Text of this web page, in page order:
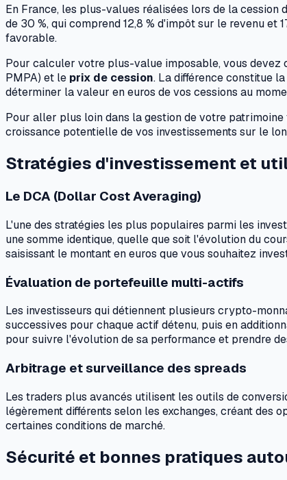
En France, les plus-values réalisées lors de la
de 30 %, qui comprend 12,8 % d'impôt sur le revenu
favorable.
Pour calculer votre plus-value imposable, vous devez
PMPA) et le prix de cession. La différence constitue
déterminer la valeur en euros de vos cessions au
Pour aller plus loin dans la gestion de votre
croissance potentielle de vos investissements sur le
Stratégies d'investissement et
Le DCA (Dollar Cost Averaging)
L'une des stratégies les plus populaires parmi les
une somme identique, quelle que soit l'évolution du
saisissant le montant en euros que vous souhaitez
Évaluation de portefeuille multi-actifs
Les investisseurs qui détiennent plusieurs crypto-
successives pour chaque actif détenu, puis en
pour suivre l'évolution de sa performance et prendre
Arbitrage et surveillance des spreads
Les traders plus avancés utilisent les outils de
légèrement différents selon les exchanges, créant des
certaines conditions de marché.
Sécurité et bonnes pratiques